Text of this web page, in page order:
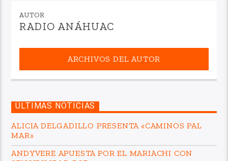
AUTOR
RADIO ANÁHUAC
ARCHIVOS DEL AUTOR
ÚLTIMAS NOTICIAS
ALICIA DELGADILLO PRESENTA «CAMINOS PAL
MAR»
ANDYVERE APUESTA POR EL MARIACHI CON